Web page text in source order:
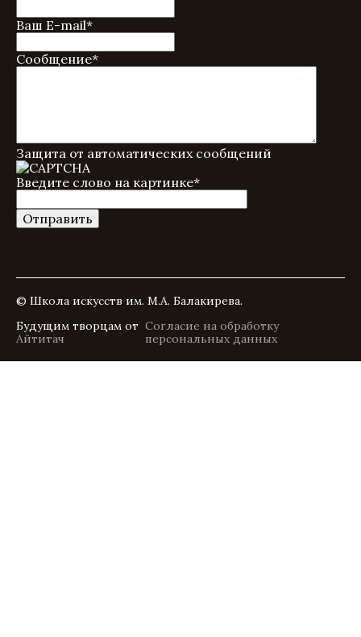
Ваш E-mail*
Сообщение*
Защита от автоматических сообщений
Введите слово на картинке*
© Школа искусств им. М.А. Балакирева.
Будущим творцам от
Айтитач
Согласие на обработку
персональных данных